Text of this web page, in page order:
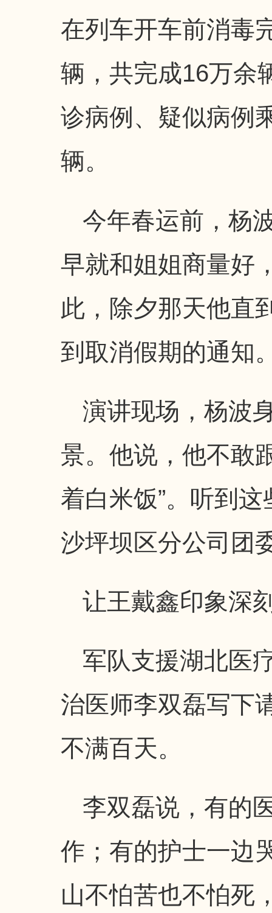
在列车开车前消毒
辆，共完成16万余
诊病例、疑似病例
辆。
今年春运前，杨
早就和姐姐商量好
此，除夕那天他直
到取消假期的通知
演讲现场，杨波
景。他说，他不敢
着白米饭”。听到
沙坪坝区分公司团
让王戴鑫印象深
军队支援湖北医
治医师李双磊写下
不满百天。
李双磊说，有的
作；有的护士一边
山不怕苦也不怕死